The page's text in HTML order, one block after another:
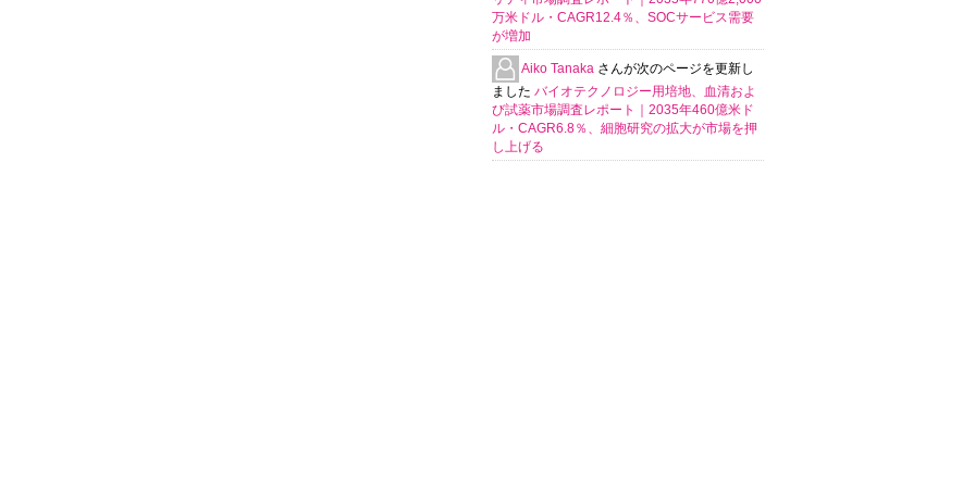
万米ドル・CAGR12.4％、SOCサービス需要
が増加
Aiko Tanaka さんが次のページを更新し
ました バイオテクノロジー用培地、血清およ
び試薬市場調査レポート｜2035年460億米ド
ル・CAGR6.8％、細胞研究の拡大が市場を押
し上げる